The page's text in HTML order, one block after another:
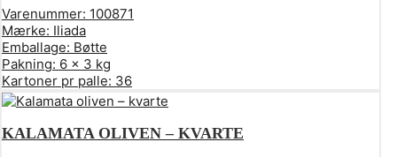
Varenummer: 100871
Mærke: Iliada
Emballage: Bøtte
Pakning: 6 x 3 kg
Kartoner pr palle: 36
KALAMATA OLIVEN – KVARTE